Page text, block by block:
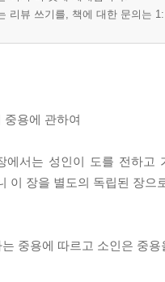
은 방대하지만 그렇게 되는
함을 겸비
함 1
함 2
여
람의 도
하여 1
하여 2
리뷰 쓰기를, 책에 대한 문의는
중용에 관하여
에서는 성인이 도를 전하
이 장을 별도의 독립된 장으
는 중용에 따르고 소인은 중